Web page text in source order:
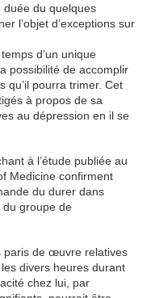
duée du quelques
l’objet d’exceptions sur
d’un unique
possibilité de accomplir
qu’il pourra trimer. Cet
à propos de sa
au dépression en il se
à l’étude publiée au
Medicine confirment
du durer dans
du groupe de
paris de œuvre relatives
divers heures durant
chez lui, par